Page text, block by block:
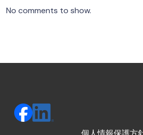
No comments to show.